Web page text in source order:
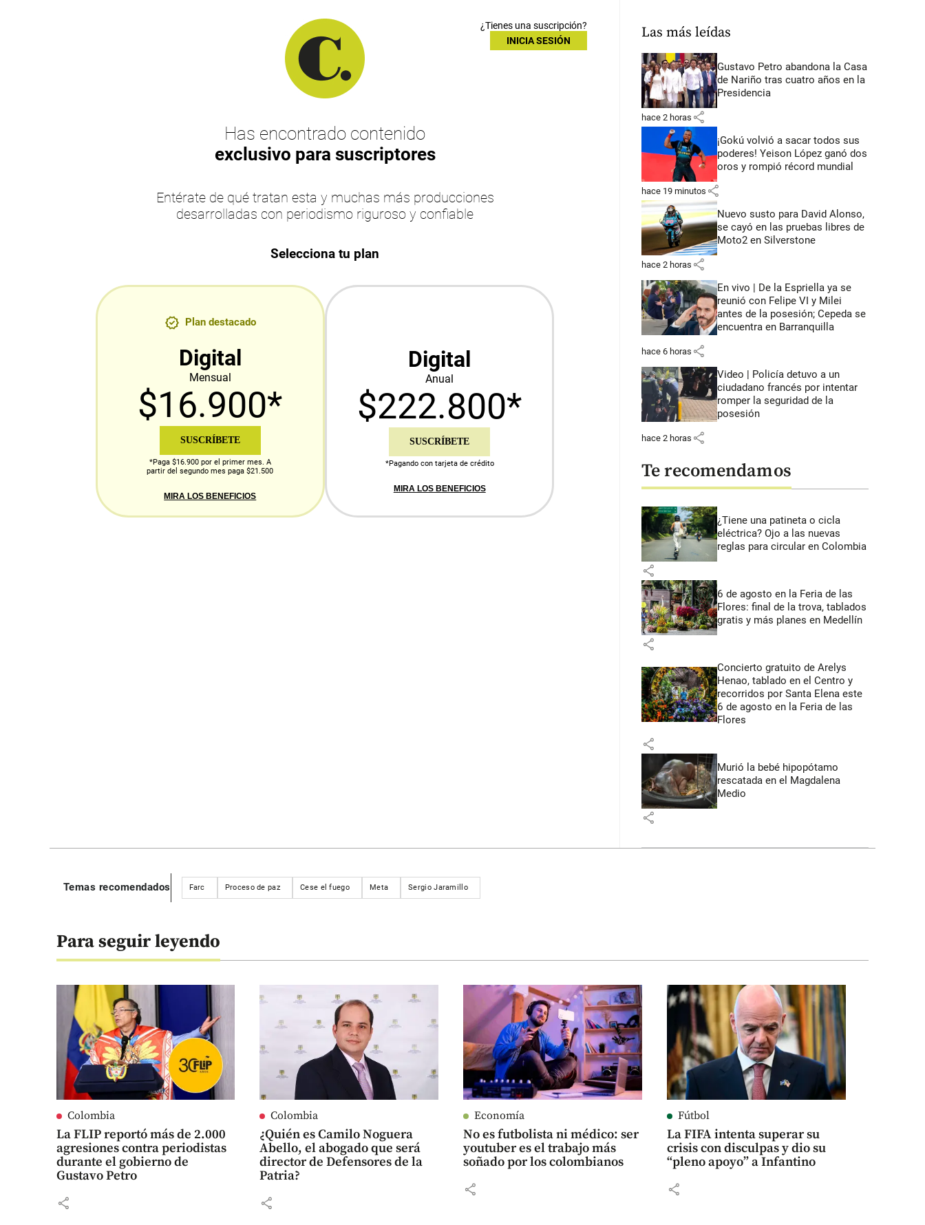
¿Tienes una suscripción?
INICIA SESIÓN
Has encontrado contenido
exclusivo para suscriptores
Entérate de qué tratan esta y muchas más producciones
desarrolladas con periodismo riguroso y confiable
Selecciona tu plan
Plan destacado
Digital
Mensual
$16.900*
SUSCRÍBETE
*Paga $16.900 por el primer mes. A
partir del segundo mes paga $21.500
MIRA LOS BENEFICIOS
Digital
Anual
$222.800*
SUSCRÍBETE
*Pagando con tarjeta de crédito
MIRA LOS BENEFICIOS
Las más leídas
Gustavo Petro abandona la Casa
de Nariño tras cuatro años en la
Presidencia
hace 2 horas share
¡Gokú volvió a sacar todos sus
poderes! Yeison López ganó dos
oros y rompió récord mundial
hace 19 minutos share
Nuevo susto para David Alonso,
se cayó en las pruebas libres de
Moto2 en Silverstone
hace 2 horas share
En vivo | De la Espriella ya se
reunió con Felipe VI y Milei
antes de la posesión; Cepeda se
encuentra en Barranquilla
hace 6 horas share
Video | Policía detuvo a un
ciudadano francés por intentar
romper la seguridad de la
posesión
hace 2 horas share
Te recomendamos
¿Tiene una patineta o cicla
eléctrica? Ojo a las nuevas
reglas para circular en Colombia
share
6 de agosto en la Feria de las
Flores: final de la trova, tablados
gratis y más planes en Medellín
share
Concierto gratuito de Arelys
Henao, tablado en el Centro y
recorridos por Santa Elena este
6 de agosto en la Feria de las
Flores
share
Murió la bebé hipopótamo
rescatada en el Magdalena
Medio
share
Temas recomendados Farc Proceso de paz Cese el fuego Meta Sergio Jaramillo
Para seguir leyendo
Colombia
La FLIP reportó más de 2.000
agresiones contra periodistas
durante el gobierno de
Gustavo Petro
share
Colombia
¿Quién es Camilo Noguera
Abello, el abogado que será
director de Defensores de la
Patria?
share
Economía
No es futbolista ni médico: ser
youtuber es el trabajo más
soñado por los colombianos
share
Fútbol
La FIFA intenta superar su
crisis con disculpas y dio su
“pleno apoyo” a Infantino
share